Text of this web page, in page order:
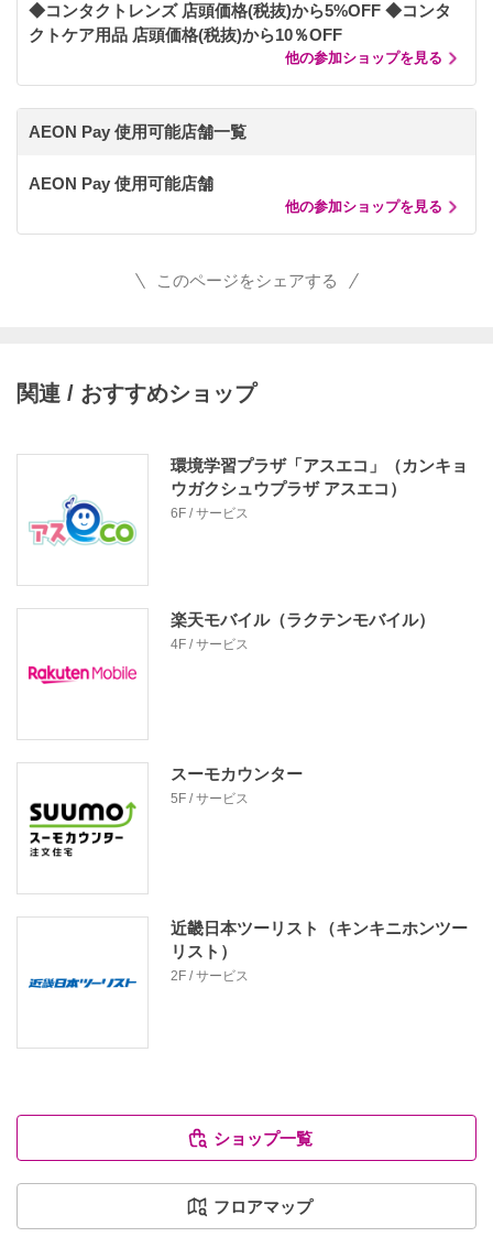
◆コンタクトレンズ 店頭価格(税抜)から5%OFF ◆コンタ
クトケア用品 店頭価格(税抜)から10％OFF
他の参加ショップを見る
AEON Pay 使用可能店舗一覧
AEON Pay 使用可能店舗
他の参加ショップを見る
このページをシェアする
関連 / おすすめショップ
環境学習プラザ「アスエコ」（カンキョ
ウガクシュウプラザ アスエコ）
6F / サービス
楽天モバイル（ラクテンモバイル）
4F / サービス
スーモカウンター
5F / サービス
近畿日本ツーリスト（キンキニホンツー
リスト）
2F / サービス
ショップ一覧
フロアマップ